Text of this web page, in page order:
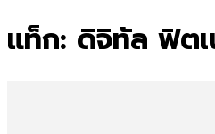
แท็ก: ดิจิทัล ฟิต